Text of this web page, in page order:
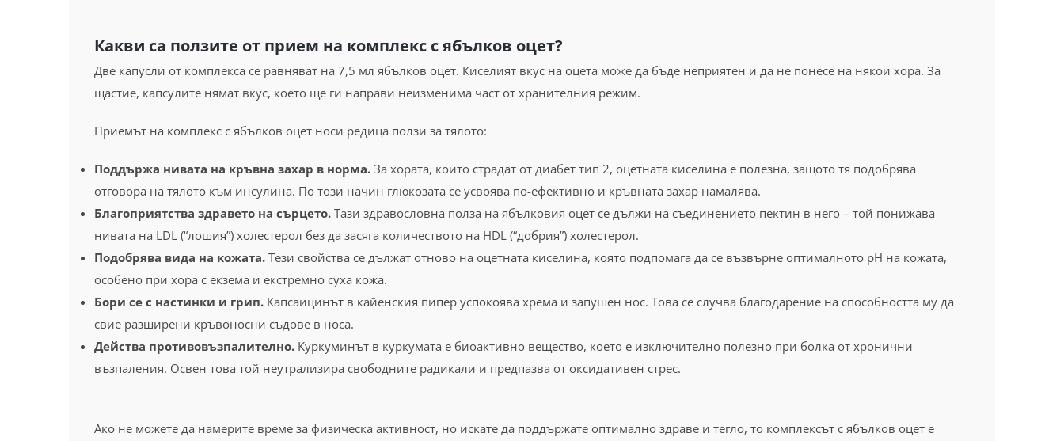
Какви са ползите от прием на комплекс с ябълков оцет?
Две капусли от комплекса се равняват на 7,5 мл ябълков оцет. Киселият вкус на оцета може да бъде неприятен и да не понесе на някои хора. За
щастие, капсулите нямат вкус, което ще ги направи неизменима част от хранителния режим.
Приемът на комплекс с ябълков оцет носи редица ползи за тялото:
Поддържа нивата на кръвна захар в норма.За хората, които страдат от диабет тип 2, оцетната киселина е полезна, защото тя подобрява
отговора на тялото към инсулина. По този начин глюкозата се усвоява по-ефективно и кръвната захар намалява.
Благоприятства здравето на сърцето.Тази здравословна полза на ябълковия оцет се дължи на съединението пектин в него – той понижава
нивата на LDL (“лошия”) холестерол без да засяга количеството на HDL (“добрия”) холестерол.
Подобрява вида на кожата.Тези свойства се дължат отново на оцетната киселина, която подпомага да се възвърне оптималното pH на кожата,
особено при хора с екзема и екстремно суха кожа.
Бори се с настинки и грип. Капсаицинът в кайенския пипер успокоява хрема и запушен нос. Това се случва благодарение на способността му да
свие разширени кръвоносни съдове в носа.
Действа противовъзпалително.Куркуминът в куркумата е биоактивно вещество, което е изключително полезно при болка от хронични
възпаления. Освен това той неутрализира свободните радикали и предпазва от оксидативен стрес.
Ако не можете да намерите време за физическа активност, но искате да поддържате оптимално здраве и тегло, то комплексът с ябълков оцет е